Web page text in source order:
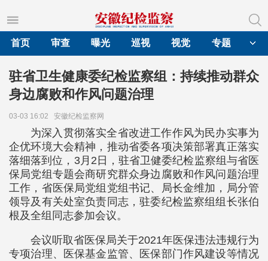
首页
审查 曝光 巡视 视觉 专题
驻省卫生健康委纪检监察组：持续推动群众
身边腐败和作风问题治理
03-03 16:02 安徽纪检监察网
为深入贯彻落实全省改进工作作风为民办实事为
企优环境大会精神，推动省委各项决策部署真正落实
落细落到位，3月2日，驻省卫健委纪检监察组与省医
保局党组专题会商研究群众身边腐败和作风问题治理
工作，省医保局党组党组书记、局长金维加，局分管
领导及有关处室负责同志，驻委纪检监察组组长张伯
根及全组同志参加会议。
会议听取省医保局关于2021年医保违法违规行为
专项治理、医保基金监管、医保部门作风建设等情况